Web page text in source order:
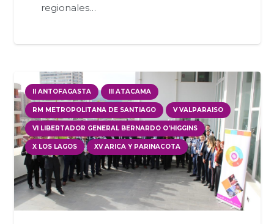
regionales…
II ANTOFAGASTA III ATACAMA
RM METROPOLITANA DE SANTIAGO V VALPARAISO
VI LIBERTADOR GENERAL BERNARDO O'HIGGINS
X LOS LAGOS XV ARICA Y PARINACOTA